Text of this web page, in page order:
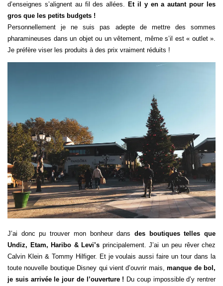
d’enseignes s’alignent au fil des allées. Et il y en a autant pour les
gros que les petits budgets !
Personnellement je ne suis pas adepte de mettre des sommes
pharamineuses dans un objet ou un vêtement, même s’il est « outlet ».
Je préfère viser les produits à des prix vraiment réduits !
J’ai donc pu trouver mon bonheur dans des boutiques telles que
Undiz, Etam, Haribo & Levi’s principalement. J’ai un peu rêver chez
Calvin Klein & Tommy Hilfiger. Et je voulais aussi faire un tour dans la
toute nouvelle boutique Disney qui vient d’ouvrir mais,manque de bol,
je suis arrivée le jour de l’ouverture ! Du coup impossible d’y rentrer